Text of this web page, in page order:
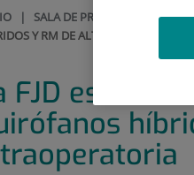
| SALA DE PRENSA VÍDEOS
Y RM DE ALTO CAMPO
FJD estrena